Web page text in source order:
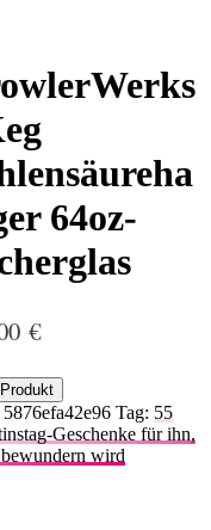
64oz-
€
5876efa42e96 Tag: 55
Geschenke für ihn,
wird